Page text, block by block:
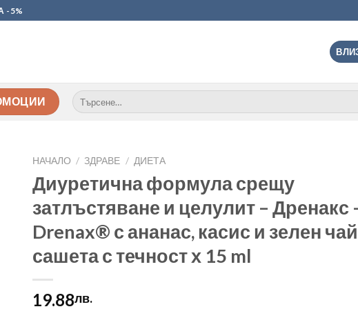
-5%
Търсене
за:
НАЧАЛО / ЗДРАВЕ / ДИЕТА
Диуретична формула срещу
затлъстяване и целулит – Дренакс
Drenax® с ананас, касис и зелен
сашета с течност х 15 ml
19.88лв.